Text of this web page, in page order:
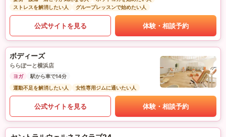
ストレスを解消したい人
グループレッスンで始めたい人
公式サイトを見る 体験・相談予約
ボディーズ
ららぽーと横浜店
ヨガ
駅から車で14分
運動不足を解消したい人
女性専用ジムに通いたい人
公式サイトを見る 体験・相談予約